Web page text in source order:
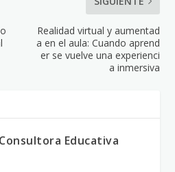
Realidad virtual y aumentad
a en el aula: Cuando aprend
er se vuelve una experienci
a inmersiva
Educativa